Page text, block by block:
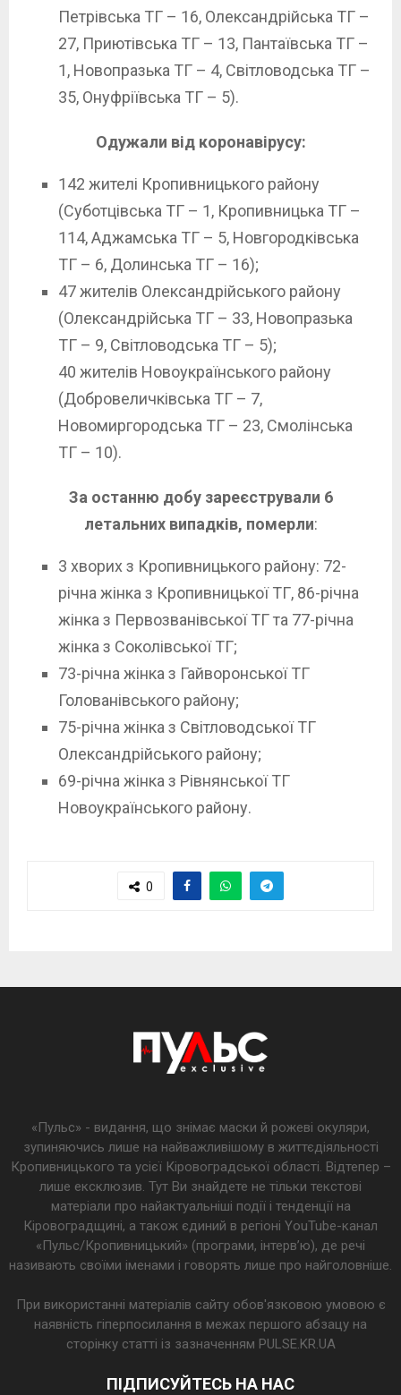
Петрівська ТГ – 16, Олександрійська ТГ –
27, Приютівська ТГ – 13, Пантаївська ТГ –
1, Новопразька ТГ – 4, Світловодська ТГ –
35, Онуфріївська ТГ – 5).
Одужали від коронавірусу:
142 жителі Кропивницького району
(Суботцівська ТГ – 1, Кропивницька ТГ –
114, Аджамська ТГ – 5, Новгородківська
ТГ – 6, Долинська ТГ – 16);
47 жителів Олександрійського району
(Олександрійська ТГ – 33, Новопразька
ТГ – 9, Світловодська ТГ – 5);
40 жителів Новоукраїнського району
(Добровеличківська ТГ – 7,
Новомиргородська ТГ – 23, Смолінська
ТГ – 10).
За останню добу зареєстрували 6
летальних випадків, померли:
3 хворих з Кропивницького району: 72-
річна жінка з Кропивницької ТГ, 86-річна
жінка з Первозванівської ТГ та 77-річна
жінка з Соколівської ТГ;
73-річна жінка з Гайворонської ТГ
Голованівського району;
75-річна жінка з Світловодської ТГ
Олександрійського району;
69-річна жінка з Рівнянської ТГ
Новоукраїнського району.
0
«Пульс» - видання, що знімає маски й рожеві окуляри,
зупиняючись лише на найважливішому в життєдіяльності
Кропивницького та усієї Кіровоградської області. Відтепер –
лише ексклюзив. Тут Ви знайдете не тільки текстові
матеріали про найактуальніші події і тенденції на
Кіровоградщині, а також єдиний в регіоні YouTube-канал
«Пульс/Кропивницький» (програми, інтерв’ю), де речі
називають своїми іменами і говорять лише про найголовніше.
При використанні матеріалів сайту обов'язковою умовою є
наявність гіперпосилання в межах першого абзацу на
сторінку статті із зазначенням PULSE.KR.UA
ПІДПИСУЙТЕСЬ НА НАС